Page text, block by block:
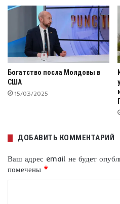
Богатство посла Молдовы в
США
15/03/2025
ДОБАВИТЬ КОММЕНТАРИЙ
Ваш адрес email не будет
помечены *